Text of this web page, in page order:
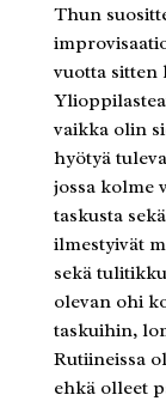
Thun
vuotta
vaikka olin
hyötyä
jossa kolme
taskusta
ilmestyivät
sekä
olevan ohi
taskuihin,
Rutiineissa
ehkä olleet